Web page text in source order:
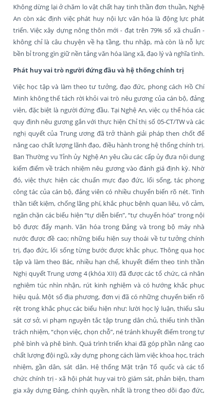
Không dừng lại ở chăm lo vật chất hay tinh thần đơn thuần, Nghệ
An còn xác định việc phát huy nội lực văn hóa là động lực phát
triển. Việc xây dựng nông thôn mới - đạt trên 79% số xã chuẩn -
không chỉ là câu chuyện về hạ tầng, thu nhập, mà còn là nỗ lực
bền bỉ trong gìn giữ nền tảng văn hóa làng xã, đạo lý và nghĩa tình.
Phát huy vai trò người đứng đầu và hệ thống chính trị
Việc học tập và làm theo tư tưởng, đạo đức, phong cách Hồ Chí
Minh không thể tách rời khỏi vai trò nêu gương của cán bộ, đảng
viên, đặc biệt là người đứng đầu. Tại Nghệ An, việc cụ thể hóa các
quy định nêu gương gắn với thực hiện Chỉ thị số 05-CT/TW và các
nghị quyết của Trung ương đã trở thành giải pháp then chốt để
nâng cao chất lượng lãnh đạo, điều hành trong hệ thống chính trị.
Ban Thường vụ Tỉnh ủy Nghệ An yêu cầu các cấp ủy đưa nội dung
kiểm điểm về trách nhiệm nêu gương vào đánh giá định kỳ. Nhờ
đó, việc thực hiện các chuẩn mực đạo đức, lối sống, tác phong
công tác của cán bộ, đảng viên có nhiều chuyển biến rõ nét. Tinh
thần tiết kiệm, chống lãng phí, khắc phục bệnh quan liêu, vô cảm,
ngăn chặn các biểu hiện “tự diễn biến”, “tự chuyển hóa” trong nội
bộ được đẩy mạnh. Văn hóa trong Đảng và trong bộ máy nhà
nước được đề cao; những biểu hiện suy thoái về tư tưởng chính
trị, đạo đức, lối sống từng bước được khắc phục. Thông qua học
tập và làm theo Bác, nhiều hạn chế, khuyết điểm theo tinh thần
Nghị quyết Trung ương 4 (khóa XII) đã được các tổ chức, cá nhân
nghiêm túc nhìn nhận, rút kinh nghiệm và có hướng khắc phục
hiệu quả. Một số địa phương, đơn vị đã có những chuyển biến rõ
rệt trong khắc phục các biểu hiện như: lười học lý luận, thiếu sâu
sát cơ sở, vi phạm nguyên tắc tập trung dân chủ, thiếu tinh thần
trách nhiệm, “chọn việc, chọn chỗ”, né tránh khuyết điểm trong tự
phê bình và phê bình. Quá trình triển khai đã góp phần nâng cao
chất lượng đội ngũ, xây dựng phong cách làm việc khoa học, trách
nhiệm, gần dân, sát dân. Hệ thống Mặt trận Tổ quốc và các tổ
chức chính trị - xã hội phát huy vai trò giám sát, phản biện, tham
gia xây dựng Đảng, chính quyền, nhất là trong theo dõi đạo đức,